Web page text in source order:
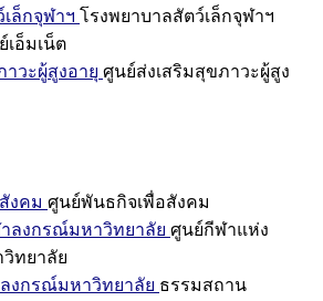
ล็กจุฬาฯ โรงพยาบาลสัตว์เล็กจุฬาฯ
เอ็มเน็ต
วะผู้สูงอายุ ศูนย์ส่งเสริมสุขภาวะผู้สูง
งคม ศูนย์พันธกิจเพื่อสังคม
ลงกรณ์มหาวิทยาลัย ศูนย์กีฬาแห่ง
ทยาลัย
งกรณ์มหาวิทยาลัย ธรรมสถาน